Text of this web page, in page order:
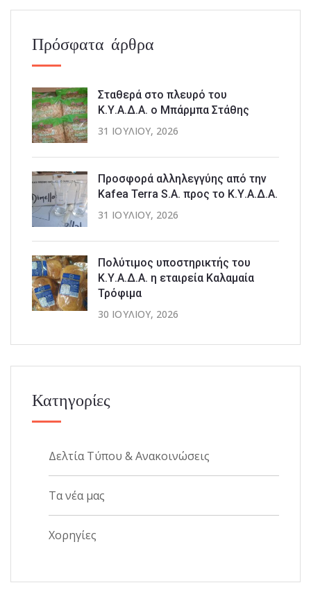
Πρόσφατα άρθρα
Σταθερά στο πλευρό του
Κ.Υ.Α.Δ.Α. ο Μπάρμπα Στάθης
31 ΙΟΥΛΊΟΥ, 2026
Προσφορά αλληλεγγύης από την
Kafea Terra S.A. προς το Κ.Υ.Α.Δ.Α.
31 ΙΟΥΛΊΟΥ, 2026
Πολύτιμος υποστηρικτής του
Κ.Υ.Α.Δ.Α. η εταιρεία Καλαμαία
Τρόφιμα
30 ΙΟΥΛΊΟΥ, 2026
Κατηγορίες
Δελτία Τύπου & Ανακοινώσεις
Τα νέα μας
Χορηγίες